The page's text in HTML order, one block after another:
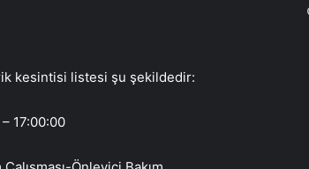
kesintisi listesi şu şekildedir:
17:00:00